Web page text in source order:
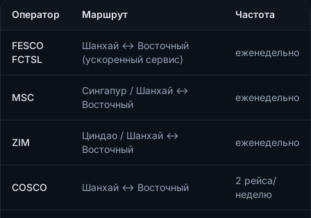
Оператор Маршрут Частота
FESCO
FCTSL
Шанхай ↔ Восточный
(ускоренный сервис)
еженедельно
MSC
Сингапур / Шанхай ↔
Восточный
еженедельно
ZIM
Циндао / Шанхай ↔
Восточный
еженедельно
COSCO Шанхай ↔ Восточный
2 рейса/
неделю